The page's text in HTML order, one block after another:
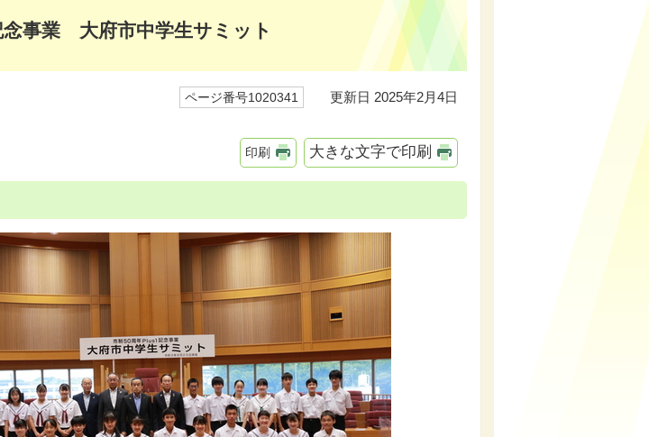
事業 大府市中学生サミット
ページ番号1020341 更新日 2025年2月4日
印刷 大きな文字で印刷